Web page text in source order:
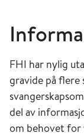
FHI har nylig
gravide på flere
del av
om behovet for